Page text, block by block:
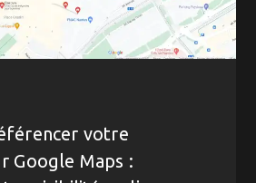
votre
Google Maps :